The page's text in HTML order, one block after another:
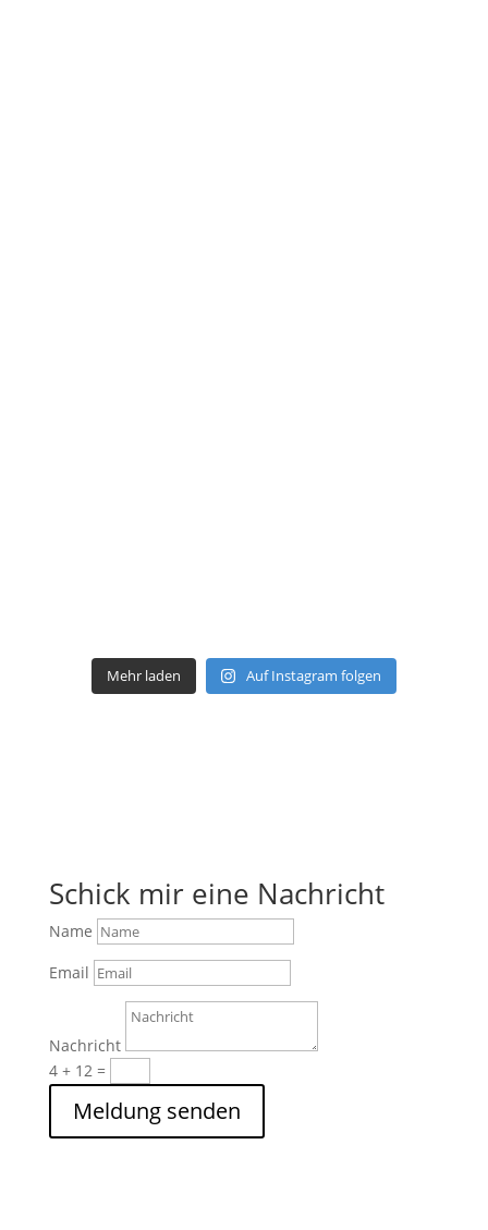
Mehr laden Auf Instagram folgen
Schick mir eine Nachricht
Name
Email
Nachricht
4 + 12 =
Meldung senden